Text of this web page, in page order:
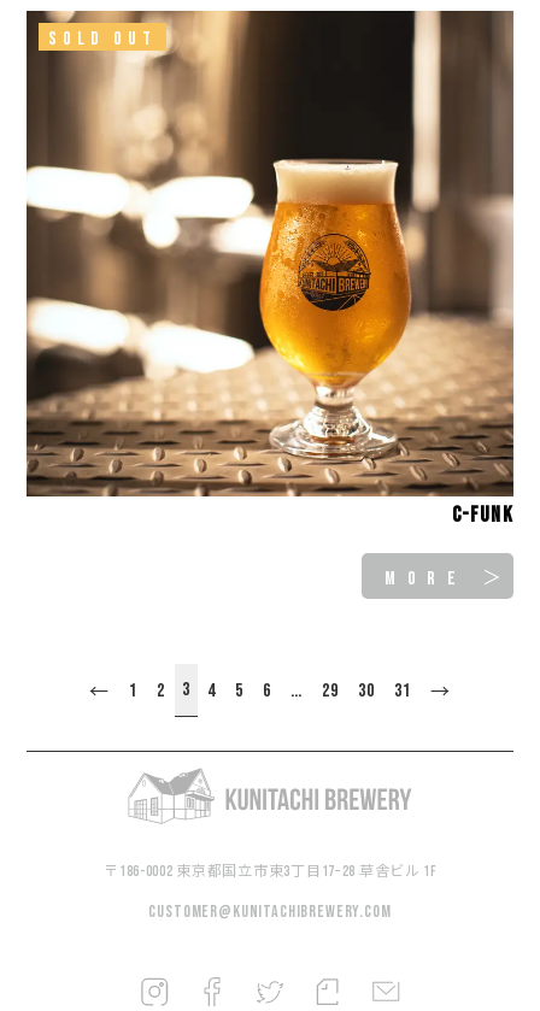
SOLD OUT
C-FUNK
MORE ＞
← 1 2 3 4 5 6 … 29 30 31 →
〒186-0002 東京都国立市東3丁目17−28 草舎ビル 1F
customer@kunitachibrewery.com